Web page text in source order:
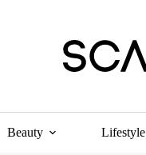
Beauty Lifestyle